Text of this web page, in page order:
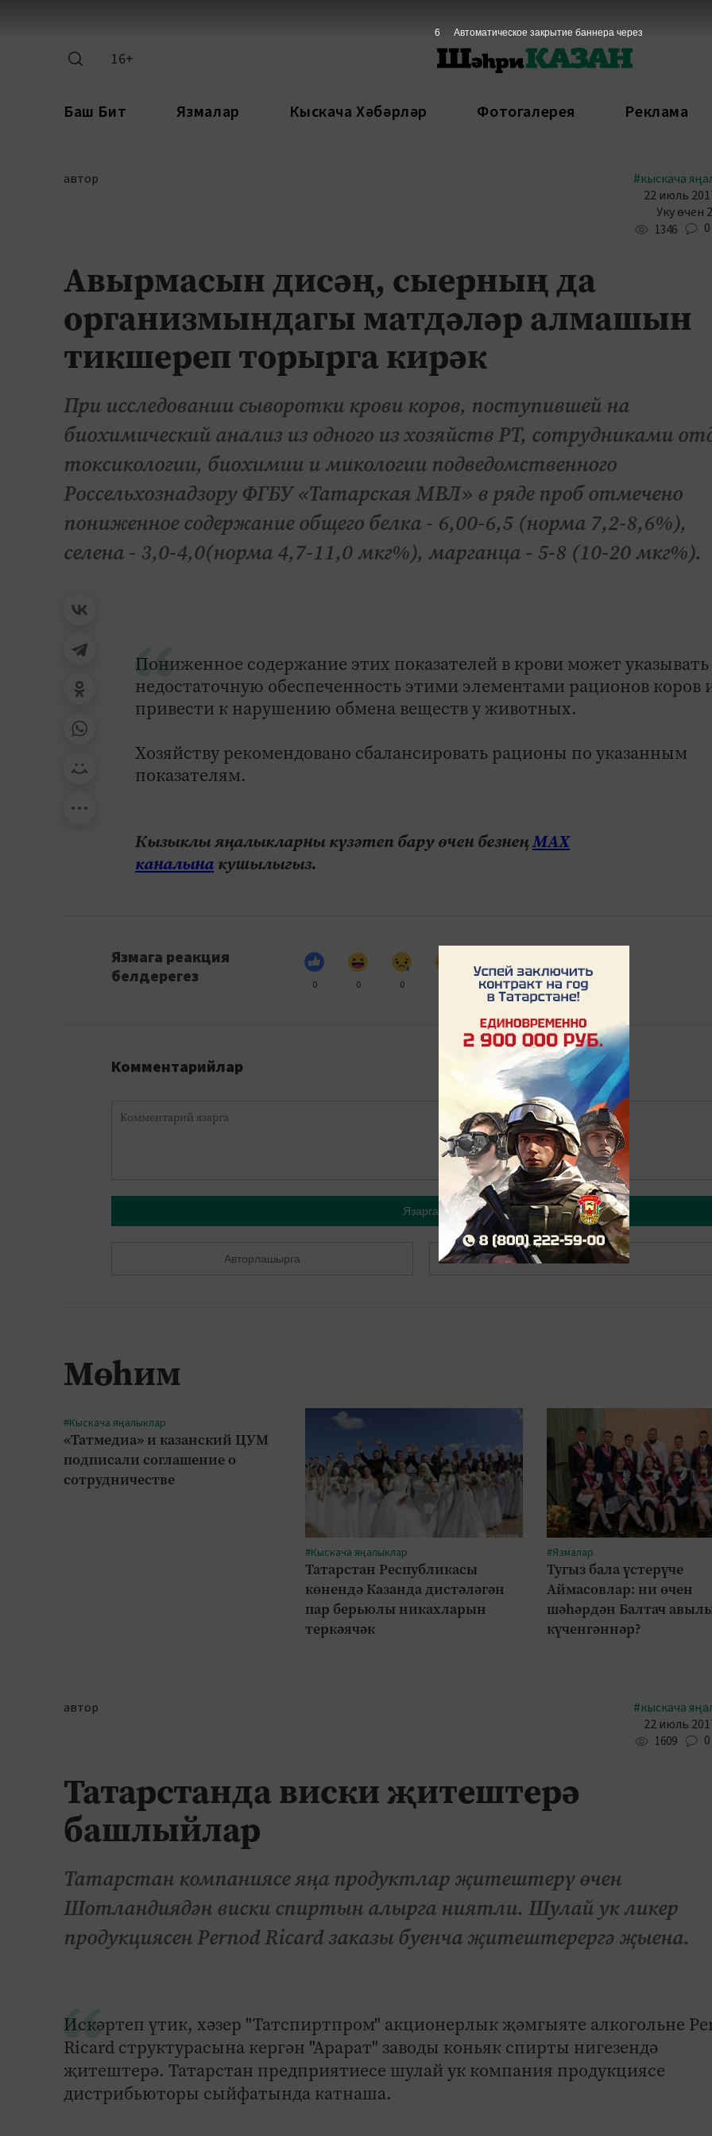
16+
Баш Бит Язмалар Кыскача Хәбәрләр Фотогалерея Реклама
автор
#кыскача
22 июль
Уку өчен
1346 0
Авырмасын дисәң, сыерның да
организмындагы матдәләр алмашын
тикшереп торырга кирәк
При исследовании сыворотки крови коров, поступившей на
биохимический анализ из одного из хозяйств РТ, сотрудниками
токсикологии, биохимии и микологии подведомственного
Россельхознадзору ФГБУ «Татарская МВЛ» в ряде проб отмечено
пониженное содержание общего белка - 6,00-6,5 (норма 7,2-8,6%),
селена - 3,0-4,0(норма 4,7-11,0 мкг%), марганца - 5-8 (10-20 мкг%).
Пониженное содержание этих показателей в крови может
недостаточную обеспеченность этими элементами рационов коров
привести к нарушению обмена веществ у животных.
Хозяйству рекомендовано сбалансировать рационы по указанным
показателям.
Кызыклы яңалыкларны күзәтеп бару өчен безнеңМАХ
каналына кушылыгыз.
Язмага реакция
белдерегез
0 0 0 0
Комментарийлар
Язарга
Авторлашырга Теркәлергә
Мөһим
#Кыскача яңалыклар
«Татмедиа» и казанский ЦУМ
подписали соглашение о
сотрудничестве
#Кыскача яңалыклар
Татарстан Республикасы
көнендә Казанда дистәләгән
пар берьюлы никахларын
теркәячәк
#Язмалар
Тугыз бала үстерүче
Аймасовлар: ни өчен
шәһәрдән Балтач
күченгәннәр?
автор
#кыскача
22 июль
1609 0
Татарстанда виски җитештерә
башлыйлар
Татарстан компаниясе яңа продуктлар җитештерү өчен
Шотландиядән виски спиртын алырга ниятли. Шулай ук ликер
продукциясен Pernod Ricard заказы буенча җитештерергә җыена.
Искәртеп үтик, хәзер "Татспиртпром" акционерлык җәмгыяте алкогольне
Ricard структурасына кергән "Арарат" заводы коньяк спирты нигезендә
җитештерә. Татарстан предприятиесе шулай ук компания продукциясе
дистрибьюторы сыйфатында катнаша.
5 Автоматическое закрытие баннера через